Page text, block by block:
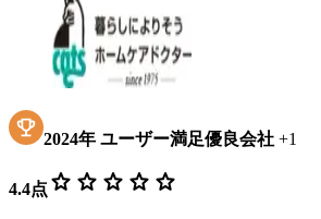
2024年 ユーザー満足優良会社 +1
4.4点 star star star star star